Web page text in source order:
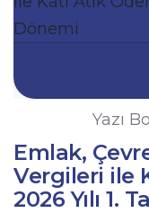
Yazı
Emlak,
Vergileri ile
2026 Yılı 1.